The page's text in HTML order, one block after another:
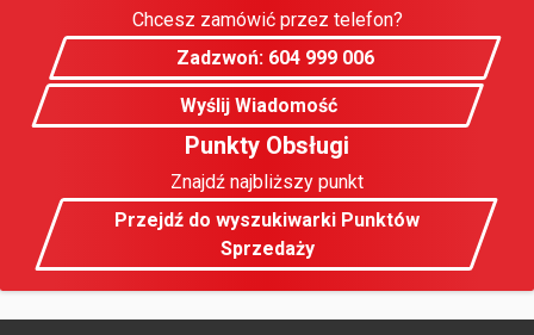
Chcesz zamówić przez telefon?
Zadzwoń: 604 999 006
Wyślij Wiadomość
Punkty Obsługi
Znajdź najbliższy punkt
Przejdź do wyszukiwarki Punktów
Sprzedaży